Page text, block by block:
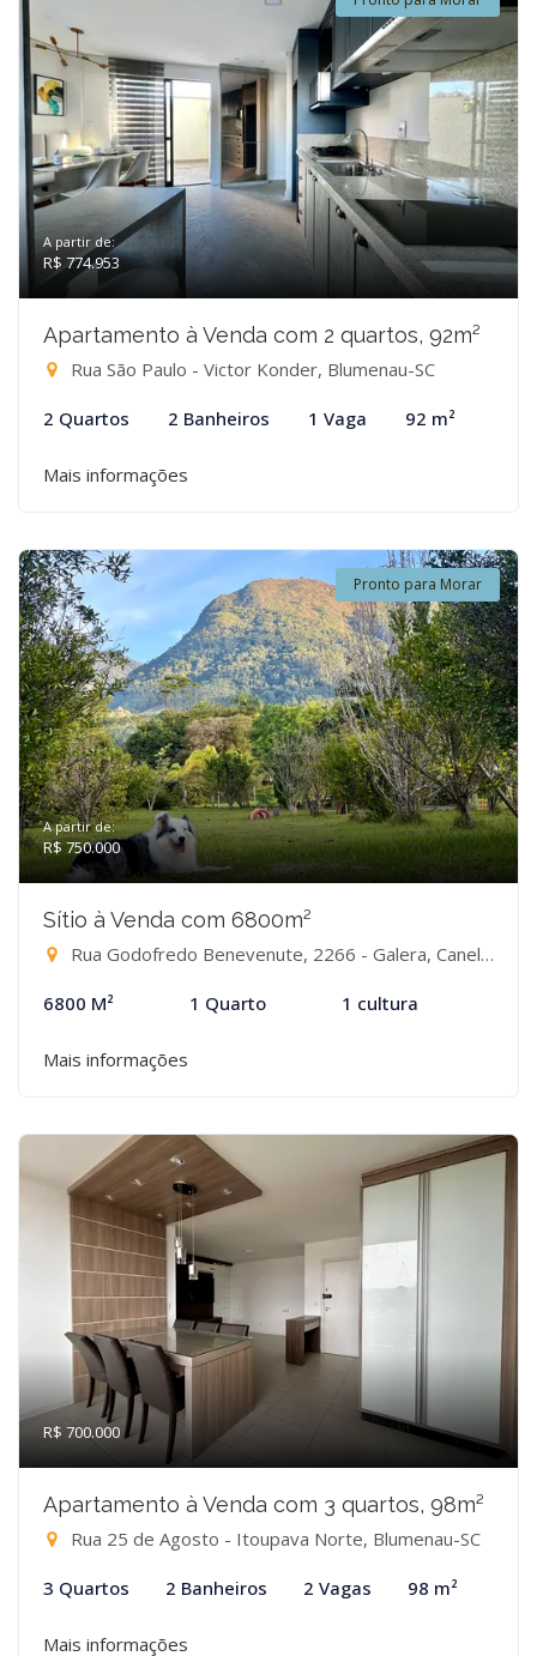
A partir de:
R$ 774.953
Apartamento à Venda com 2 quartos, 92m²
Rua São Paulo - Victor Konder, Blumenau-SC
2 Quartos 2 Banheiros 1 Vaga 92 m²
Mais informações
Pronto para Morar
A partir de:
R$ 750.000
Sítio à Venda com 6800m²
Rua Godofredo Benevenute, 2266 - Galera, Canelinha-SC
6800 M² 1 Quarto 1 cultura
Mais informações
R$ 700.000
Apartamento à Venda com 3 quartos, 98m²
Rua 25 de Agosto - Itoupava Norte, Blumenau-SC
3 Quartos 2 Banheiros 2 Vagas 98 m²
Mais informações